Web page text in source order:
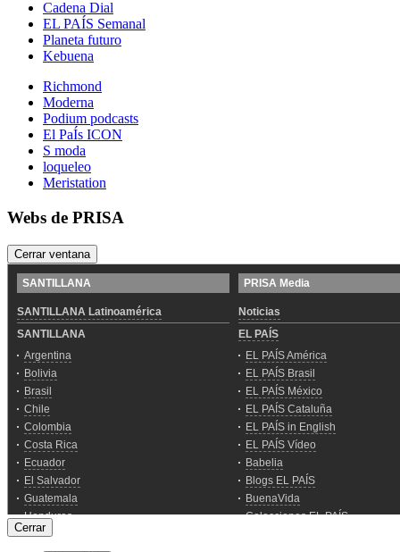
Cadena Dial
EL PAÍS Semanal
Planeta futuro
Kebuena
Richmond
Moderna
Podium podcasts
El PaÍs ICON
S moda
loqueleo
Meristation
Webs de PRISA
Cerrar ventana
Cerrar